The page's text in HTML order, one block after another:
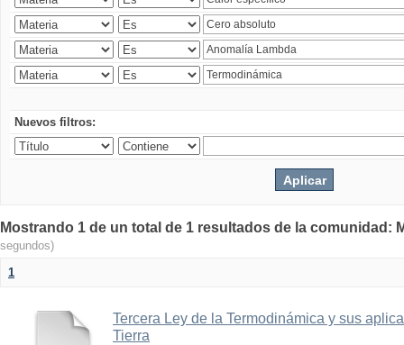
Nuevos filtros:
Mostrando 1 de un total de 1 resultados de la comunidad:
segundos)
1
Tercera Ley de la Termodinámica y sus
Tierra